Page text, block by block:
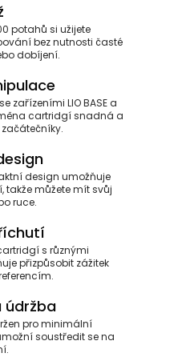
potahů si užijete
bez nutnosti časté
dobíjení.
zařízeními LIO BASE a
cartridgí snadná a
design umožňuje
takže můžete mít svůj
ruce.
s různými
přizpůsobit zážitek
údržba
pro minimální
soustředit se na